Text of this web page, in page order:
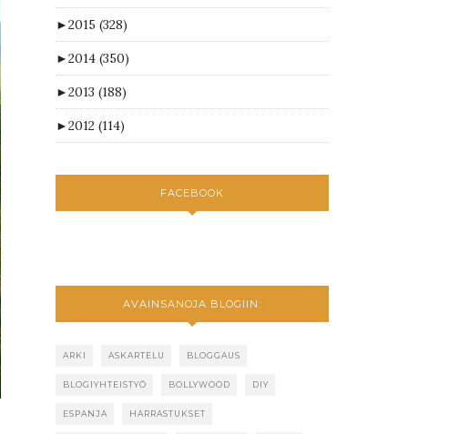
►2015 (328)
►2014 (350)
►2013 (188)
►2012 (114)
FACEBOOK
AVAINSANOJA BLOGIIN:
ARKI ASKARTELU BLOGGAUS
BLOGIYHTEISTYÖ BOLLYWOOD DIY
ESPANJA HARRASTUKSET